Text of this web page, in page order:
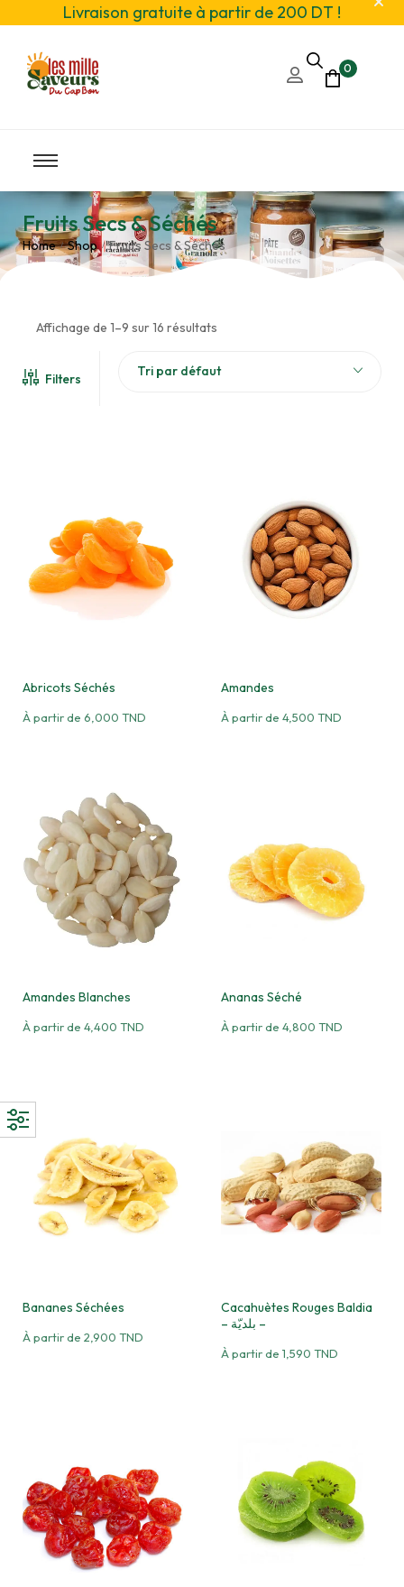
Livraison gratuite à partir de 200 DT !
0
Fruits Secs & Séchés
Home / Shop / Fruits Secs & Séchés
Affichage de 1–9 sur 16 résultats
Filters Tri par défaut
Abricots Séchés
À partir de 6,000 TND
Amandes
À partir de 4,500 TND
Amandes Blanches
À partir de 4,400 TND
Ananas Séché
À partir de 4,800 TND
Bananes Séchées
À partir de 2,900 TND
Cacahuètes Rouges Baldia
– بلديّة –
À partir de 1,590 TND